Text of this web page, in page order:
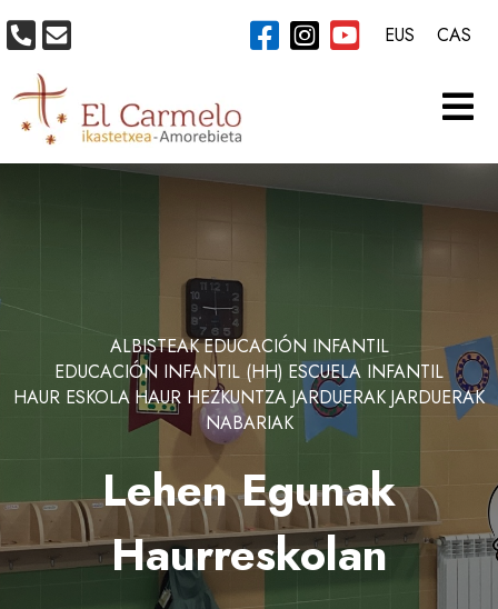
ALBISTEAKEDUCACIÓN INFANTIL
EDUCACIÓN INFANTIL (HH) ESCUELA INFANTIL
HAUR ESKOLA HAUR HEZKUNTZA JARDUERAK JARDUERAK
NABARIAK
Lehen Egunak
Haurreskolan
EUS CAS